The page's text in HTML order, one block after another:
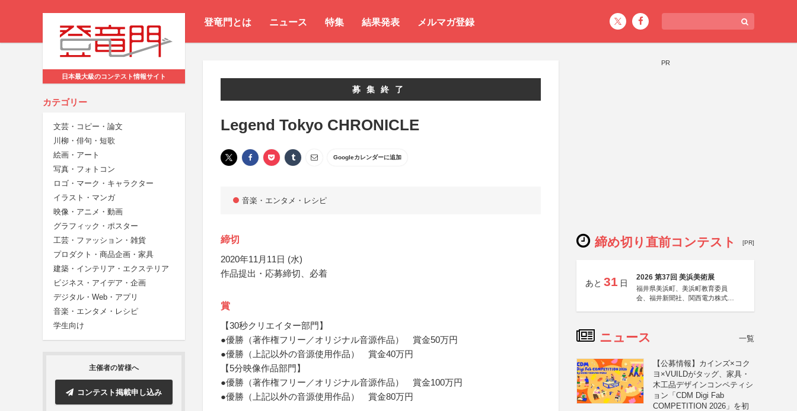
登竜門とは ニュース 特集 結果発表 メルマガ登録
日本最大級のコンテスト情報サイト
カテゴリー
文芸・コピー・論文
川柳・俳句・短歌
絵画・アート
写真・フォトコン
ロゴ・マーク・キャラクター
イラスト・マンガ
映像・アニメ・動画
グラフィック・ポスター
工芸・ファッション・雑貨
プロダクト・商品企画・家具
建築・インテリア・エクステリア
ビジネス・アイデア・企画
デジタル・Web・アプリ
音楽・エンタメ・レシピ
学生向け
主催者の皆様へ
コンテスト掲載申し込み
募集終了
Legend Tokyo CHRONICLE
Googleカレンダーに追加
音楽・エンタメ・レシピ
締切
2020年11月11日 (水)
作品提出・応募締切、必着
賞
【30秒クリエイター部門】
●優勝（著作権フリー／オリジナル音源作品） 賞金50万円
●優勝（上記以外の音源使用作品） 賞金40万円
【5分映像作品部門】
●優勝（著作権フリー／オリジナル音源作品） 賞金100万円
●優勝（上記以外の音源使用作品） 賞金80万円
PR
締め切り直前コンテスト [PR]
あと 31 日
2026 第37回 美浜美術展
福井県美浜町、美浜町教育委員
会、福井新聞社、関西電力株式会
ニュース 一覧
【公募情報】カインズ×コク
ヨ×VUILDがタッグ、家具・
木工品デザインコンペティシ
ョン「CDM Digi Fab
COMPETITION 2026」を初